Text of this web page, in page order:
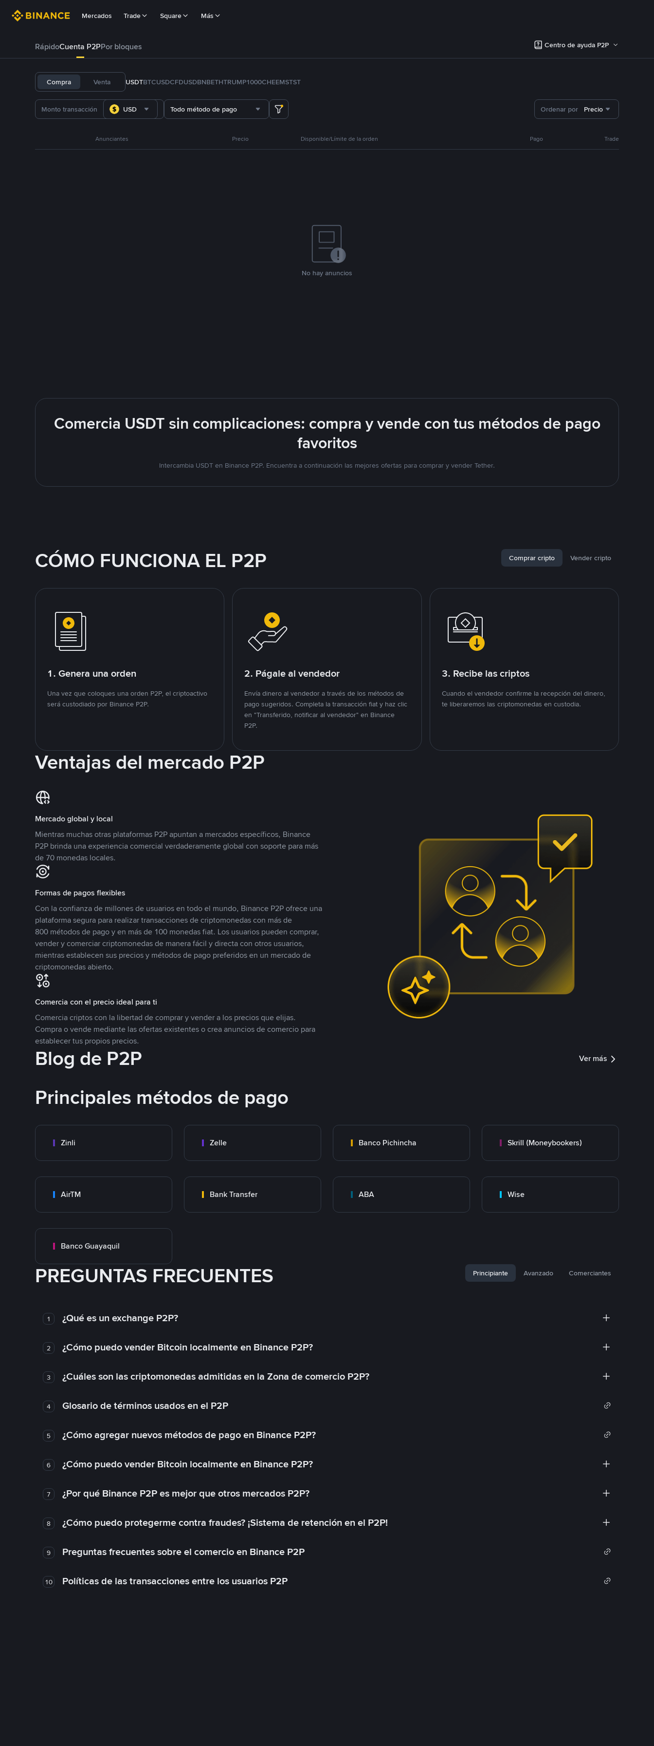
Mercados Trade Square Más
RápidoCuenta P2PPor bloques Centro de ayuda P2P
Compra Venta USDTBTCUSDCFDUSDBNBETHTRUMP1000CHEEMSTST
USD Todo método de pago Ordenar por Precio
Anunciantes Precio Disponible/Límite de la orden Pago Trade
No hay anuncios
Comercia USDT sin complicaciones: compra y vende con tus métodos de pago
favoritos
Intercambia USDT en Binance P2P. Encuentra a continuación las mejores ofertas para comprar y vender Tether.
CÓMO FUNCIONA EL P2P Comprar cripto Vender cripto
1. Genera una orden
Una vez que coloques una orden P2P, el criptoactivo
será custodiado por Binance P2P.
2. Págale al vendedor
Envía dinero al vendedor a través de los métodos de
pago sugeridos. Completa la transacción fiat y haz clic
en "Transferido, notificar al vendedor" en Binance
P2P.
3. Recibe las criptos
Cuando el vendedor confirme la recepción del dinero,
te liberaremos las criptomonedas en custodia.
Ventajas del mercado P2P
Mercado global y local
Mientras muchas otras plataformas P2P apuntan a mercados específicos, Binance
P2P brinda una experiencia comercial verdaderamente global con soporte para más
de 70 monedas locales.
Formas de pagos flexibles
Con la confianza de millones de usuarios en todo el mundo, Binance P2P ofrece una
plataforma segura para realizar transacciones de criptomonedas con más de
800 métodos de pago y en más de 100 monedas fiat. Los usuarios pueden comprar,
vender y comerciar criptomonedas de manera fácil y directa con otros usuarios,
mientras establecen sus precios y métodos de pago preferidos en un mercado de
criptomonedas abierto.
Comercia con el precio ideal para ti
Comercia criptos con la libertad de comprar y vender a los precios que elijas.
Compra o vende mediante las ofertas existentes o crea anuncios de comercio para
establecer tus propios precios.
Blog de P2P Ver más
Principales métodos de pago
Zinli Zelle Banco Pichincha Skrill (Moneybookers)
AirTM Bank Transfer ABA Wise
Banco Guayaquil
PREGUNTAS FRECUENTES Principiante Avanzado Comerciantes
1 ¿Qué es un exchange P2P?
2 ¿Cómo puedo vender Bitcoin localmente en Binance P2P?
3 ¿Cuáles son las criptomonedas admitidas en la Zona de comercio P2P?
4 Glosario de términos usados en el P2P
5 ¿Cómo agregar nuevos métodos de pago en Binance P2P?
6 ¿Cómo puedo vender Bitcoin localmente en Binance P2P?
7 ¿Por qué Binance P2P es mejor que otros mercados P2P?
8 ¿Cómo puedo protegerme contra fraudes? ¡Sistema de retención en el P2P!
9 Preguntas frecuentes sobre el comercio en Binance P2P
10 Políticas de las transacciones entre los usuarios P2P